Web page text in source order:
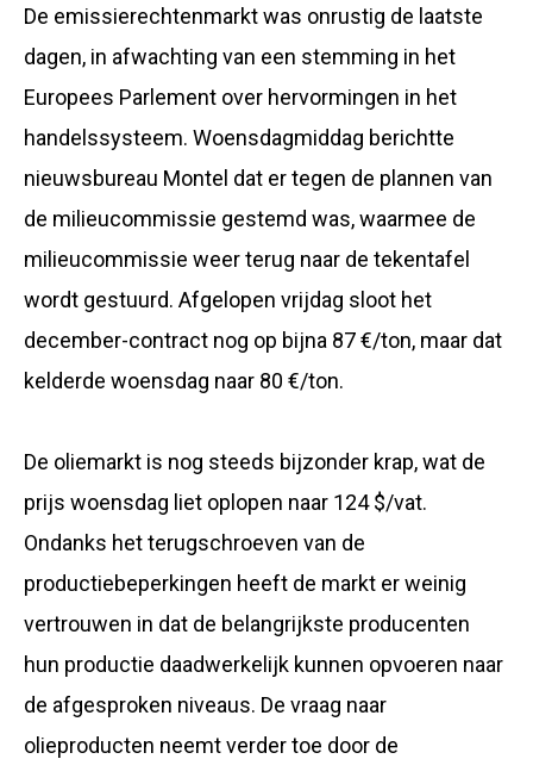
De emissierechtenmarkt was onrustig de laatste
dagen, in afwachting van een stemming in het
Europees Parlement over hervormingen in het
handelssysteem. Woensdagmiddag berichtte
nieuwsbureau Montel dat er tegen de plannen van
de milieucommissie gestemd was, waarmee de
milieucommissie weer terug naar de tekentafel
wordt gestuurd. Afgelopen vrijdag sloot het
december-contract nog op bijna 87 €/ton, maar dat
kelderde woensdag naar 80 €/ton.
De oliemarkt is nog steeds bijzonder krap, wat de
prijs woensdag liet oplopen naar 124 $/vat.
Ondanks het terugschroeven van de
productiebeperkingen heeft de markt er weinig
vertrouwen in dat de belangrijkste producenten
hun productie daadwerkelijk kunnen opvoeren naar
de afgesproken niveaus. De vraag naar
olieproducten neemt verder toe door de